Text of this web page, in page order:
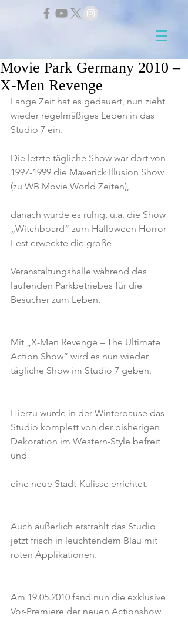
Movie Park Germany 2010 –
X-Men Revenge
Lange Zeit hat es gedauert, nun zieht
wieder regelmäßiges Leben in das
Studio 7 ein.
Die letzte tägliche Show war dort von
1997-1999 die Maverick Illusion Show
(zu WB Movie World Zeiten),
danach wurde es ruhig, u.a. die Show
„Witchboard“ zum Halloween Horror
Fest erweckte die große
Veranstaltungshalle während des
laufenden Parkbetriebes für die
Besucher zum Leben.
Mit „X-Men Revenge – The Ultimate
Action Show“ wird es nun wieder
tägliche Show im Studio 7 geben.
Hierzu wurde in der Winterpause das
Studio komplett von der bisherigen
Dekoration im Western-Style befreit
und
eine neue Stadt-Kulisse errichtet.
Auch äußerlich erstrahlt das Studio
jetzt frisch in leuchtendem Blau mit
roten Applikationen.
Am 19.05.2010 fand nun die exklusive
Vor-Premiere der neuen Actionshow